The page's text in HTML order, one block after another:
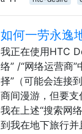
如何一劳永逸
我正在使用HTC
络” /“网络运营商
择”（可能会连接
商间漫游，但要
我在上述“搜索网
到我在地下旅行